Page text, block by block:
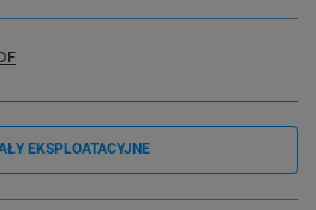
EKSPLOATACYJNE